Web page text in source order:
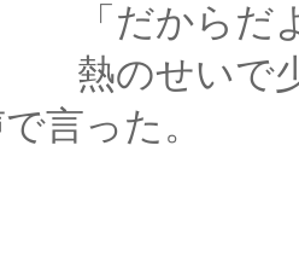
らだよ
少し掠れ
言った。